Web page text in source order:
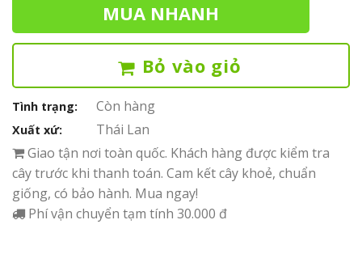
MUA NHANH
Bỏ vào giỏ
Tình trạng: Còn hàng
Xuất xứ:
Thái Lan
Giao tận nơi toàn quốc. Khách hàng được kiểm tra
cây trước khi thanh toán. Cam kết cây khoẻ, chuẩn
giống, có bảo hành. Mua ngay!
Phí vận chuyển tạm tính 30.000 đ